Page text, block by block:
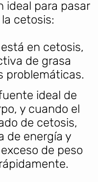
ideal para pasar
cetosis:
en cetosis,
de grasa
problemáticas.
ideal de
y cuando el
de cetosis,
de energía y
de peso